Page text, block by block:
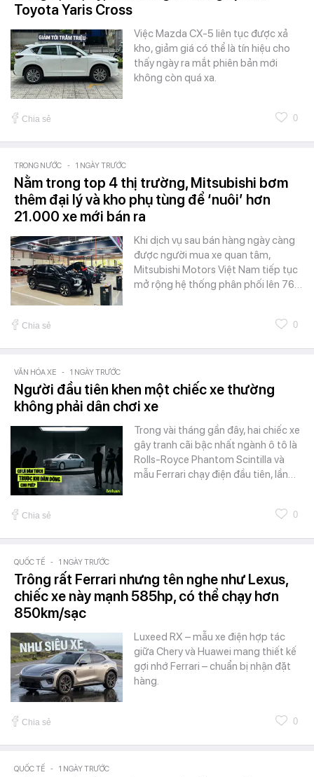
Toyota Yaris Cross
Việc Mazda CX-5 liên tục được xả
kho, giảm giá có thể là tín hiệu cho
thấy ngày ra mắt phiên bản mới
không còn quá xa.
Chia sẻ 0
TRONG NƯỚC - 1 NGÀY TRƯỚC
Nằm trong top 4 thị trường, Mitsubishi bơm
thêm đại lý và kho phụ tùng để ‘nuôi’ hơn
21.000 xe mới bán ra
Khi dịch vụ sau bán hàng ngày càng
được người mua xe quan tâm,
Mitsubishi Motors Việt Nam tiếp tục
mở rộng hệ thống phân phối lên 76…
Chia sẻ 0
VĂN HÓA XE - 1 NGÀY TRƯỚC
Người đầu tiên khen một chiếc xe thường
không phải dân chơi xe
Trong vài tháng gần đây, hai chiếc xe
gây tranh cãi bậc nhất ngành ô tô là
Rolls-Royce Phantom Scintilla và
mẫu Ferrari chạy điện đầu tiên, lần…
Chia sẻ 0
QUỐC TẾ - 1 NGÀY TRƯỚC
Trông rất Ferrari nhưng tên nghe như Lexus,
chiếc xe này mạnh 585hp, có thể chạy hơn
850km/sạc
Luxeed RX – mẫu xe điện hợp tác
giữa Chery và Huawei mang thiết kế
gợi nhớ Ferrari – chuẩn bị nhận đặt
hàng.
Chia sẻ 0
QUỐC TẾ - 1 NGÀY TRƯỚC